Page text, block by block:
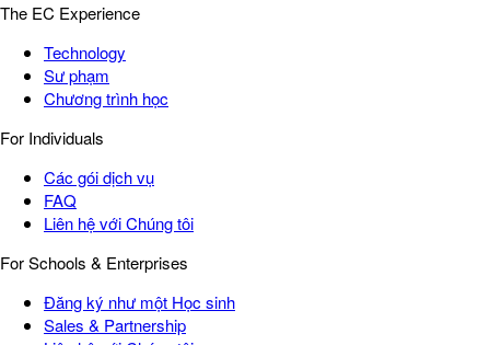
The EC Experience
Technology
Sư phạm
Chương trình học
For Individuals
Các gói dịch vụ
FAQ
Liên hệ với Chúng tôi
For Schools & Enterprises
Đăng ký như một Học sinh
Sales & Partnership